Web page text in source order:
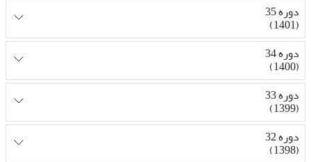
دوره 35
(1401)
دوره 34
(1400)
دوره 33
(1399)
دوره 32
(1398)